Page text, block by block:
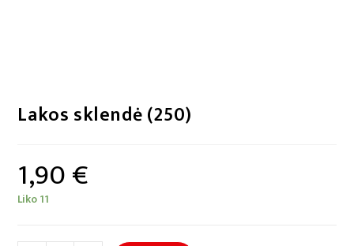
Lakos sklendė (250)
1,90€
Liko 11